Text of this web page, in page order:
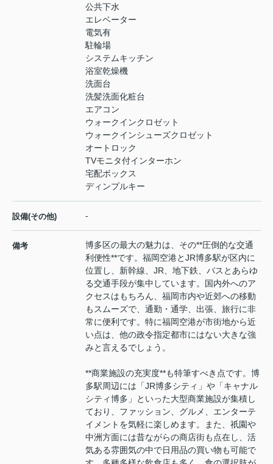
公共下水
エレベーター
電気有
駐輪場
システムキッチン
浴室乾燥機
洗面台
洗髪洗面化粧台
エアコン
ウォークインクロゼット
ウォークインシューズクロゼット
オートロック
TVモニタ付インターホン
宅配ボックス
ディンプルキー
設備(その他) -
備考
博多区の最大の魅力は、その**圧倒的な交通
利便性**です。福岡空港とJR博多駅が区内に
位置し、新幹線、JR、地下鉄、バスとあらゆ
る交通手段が集中しています。国内外へのア
クセスはもちろん、福岡市内や近郊への移動
もスムーズで、通勤・通学、出張、旅行に非
常に便利です。特に福岡空港が市街地から近
い点は、他の政令指定都市にはない大きな強
みと言えるでしょう。
**商業施設の充実度**も特筆すべき点です。博
多駅周辺には「JR博多シティ」や「キャナル
シティ博多」といった大型商業施設が集積し
ており、ファッション、グルメ、エンターテ
イメントを気軽に楽しめます。また、祇園や
中洲方面には昔ながらの商店街も点在し、活
気ある雰囲気の中で日用品の買い物も可能で